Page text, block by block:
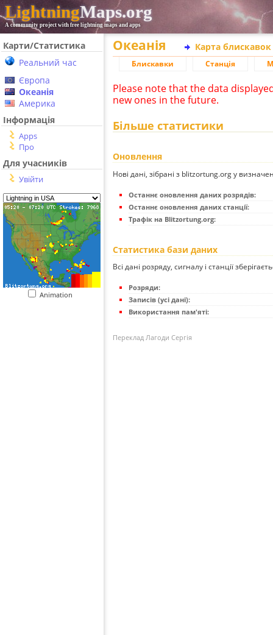
LightningMaps.org
A community project with free lightning maps and apps
Карти/Статистика
Реальний час
Європа
Океанія
Америка
Інформація
Apps
Про
Для учасників
Увійти
Animation
Океанія Карта
Блискавки Станція
Please note that the data
new ones in the future.
Більше статистики
Оновлення
Нові дані, зібрані з blitzortung.org у
Останнє оновлення даних розрядів:
Останнє оновлення даних станції:
Трафік на Blitzortung.org:
Статистика бази даних
Всі дані розряду, сигналу і станції
Розряди:
Записів (усі дані):
Використання пам'яті:
Переклад Лагоди Сергія